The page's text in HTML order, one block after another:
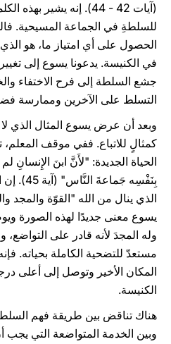
(آيات 42 - 44). إنه يشير
للسلطةِ في الجماعة المسيحية.
الحصول على أي امتياز ما، هو
في الكنيسة. يدعونا يسوع إلى تغيير
جشع السلطة إلى فرح الاختفاء
التسلط على الآخرين وممارسة
وبعد أن عرض يسوع المثال الذي
كمثالٍ للاتباع. ففي موقف المعلم،
الحياة الجديدة: "لأَنَّ ابنَ الإِنسانِ
بِنَفْسِه
يسوع معنى جديدًا لهذه الصورة
وله المجدَ لأنه قادر على التواضع،
مستعدّ للتضحية الكاملة بحياته.
المكان الأخير وتوصل إلى أعلى
الكنيسة.
هناك تناقض بين طريقة فهم
وبين الخدمة المتواضعة التي